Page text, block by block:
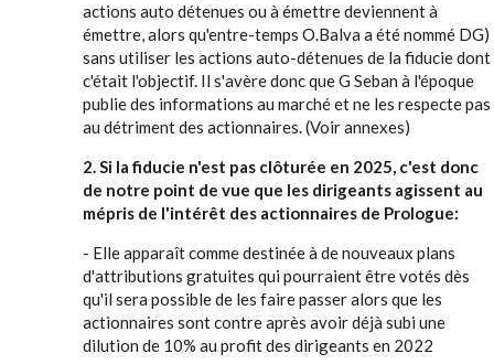
actions auto détenues ou à émettre deviennent à
émettre, alors qu'entre-temps O.Balva a été nommé DG)
sans utiliser les actions auto-détenues de la fiducie dont
c'était l'objectif. Il s'avère donc que G Seban à l'époque
publie des informations au marché et ne les respecte pas
au détriment des actionnaires. (Voir annexes)
2. Si la fiducie n'est pas clôturée en 2025, c'est donc
de notre point de vue que les dirigeants agissent au
mépris de l'intérêt des actionnaires de Prologue:
- Elle apparaît comme destinée à de nouveaux plans
d'attributions gratuites qui pourraient être votés dès
qu'il sera possible de les faire passer alors que les
actionnaires sont contre après avoir déjà subi une
dilution de 10% au profit des dirigeants en 2022